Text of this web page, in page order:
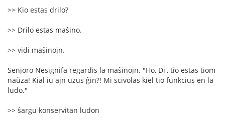
>> Kio estas drilo?
>> Drilo estas maŝino.
>> vidi maŝinojn.
Senjoro Nesignifa regardis la maŝinojn. "Ho, Di', tio estas tiom
naŭza! Kial iu ajn uzus ĝin?! Mi scivolas kiel tio funkcius en la
ludo."
>> ŝargu konservitan ludon